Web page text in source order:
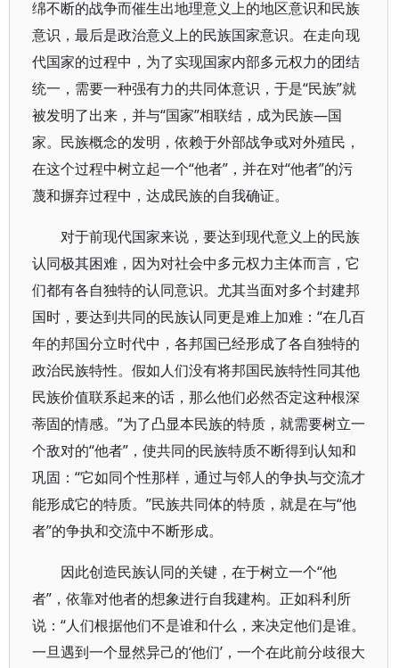
绵不断的战争而催生出地理意义上的地区意识和民族
意识，最后是政治意义上的民族国家意识。在走向现
代国家的过程中，为了实现国家内部多元权力的团结
统一，需要一种强有力的共同体意识，于是“民族”就
被发明了出来，并与“国家”相联结，成为民族—国
家。民族概念的发明，依赖于外部战争或对外殖民，
在这个过程中树立起一个“他者”，并在对“他者”的污
蔑和摒弃过程中，达成民族的自我确证。
对于前现代国家来说，要达到现代意义上的民族
认同极其困难，因为对社会中多元权力主体而言，它
们都有各自独特的认同意识。尤其当面对多个封建邦
国时，要达到共同的民族认同更是难上加难：“在几百
年的邦国分立时代中，各邦国已经形成了各自独特的
政治民族特性。假如人们没有将邦国民族特性同其他
民族价值联系起来的话，那么他们必然否定这种根深
蒂固的情感。”为了凸显本民族的特质，就需要树立一
个敌对的“他者”，使共同的民族特质不断得到认知和
巩固：“它如同个性那样，通过与邻人的争执与交流才
能形成它的特质。”民族共同体的特质，就是在与“他
者”的争执和交流中不断形成。
因此创造民族认同的关键，在于树立一个“他
者”，依靠对他者的想象进行自我建构。正如科利所
说：“人们根据他们不是谁和什么，来决定他们是谁。
一旦遇到一个显然异己的‘他们’，一个在此前分歧很大